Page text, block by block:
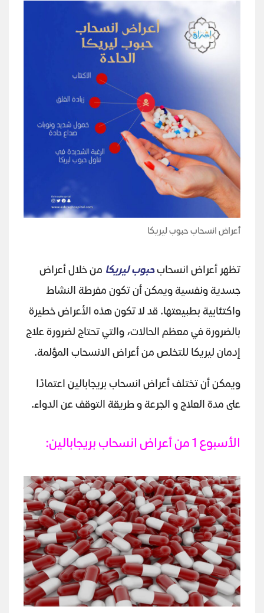
أعراض انسحاب حبوب ليريكا
تظهر أعراض انسحابحبوب ليريكا من خلال أعراض
جسدية ونفسية ويمكن أن تكون مفرطة النشاط
واكتئابية بطبيعتها. قد لا تكون هذه الأعراض خطيرة
بالضرورة في معظم الحالات، والتي تحتاج لضرورة علاج
إدمان ليريكا للتخلص من أعراض الانسحاب المؤلمة.
ويمكن أن تختلف أعراض انسحاب بريجابالين اعتمادًا
على مدة العلاج و الجرعة و طريقة التوقف عن الدواء.
الأسبوع 1 من أعراض انسحاب بريجابالين: